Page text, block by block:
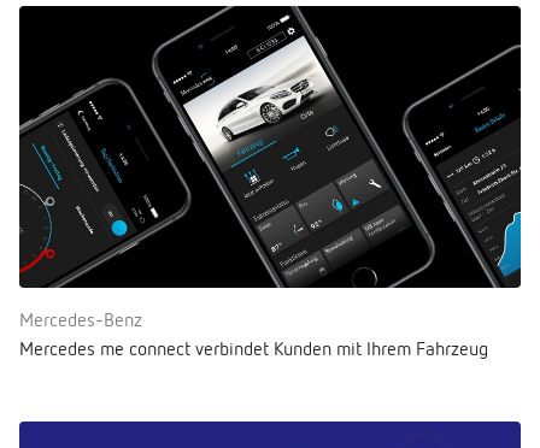
Mercedes-Benz
Mercedes me connect verbindet Kunden mit Ihrem Fahrzeug